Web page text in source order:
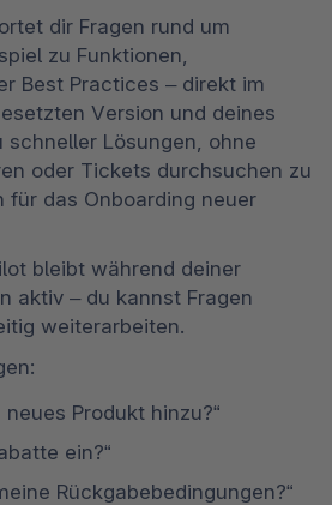
dir Fragen rund um
zu Funktionen,
Best Practices – direkt im
Version und deines
schneller Lösungen, ohne
oder Tickets durchsuchen zu
für das Onboarding neuer
bleibt während deiner
aktiv – du kannst Fragen
weiterarbeiten.
Produkt hinzu?“
ein?“
Rückgabebedingungen?“